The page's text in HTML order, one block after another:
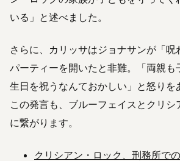
いる」と述べました。
さらに、カリッサはジョナサンが「呪
パーティーを開いたと非難。「両親も
生日を祝うなんておかしい」と怒りを
この発言も、ブルーフェイスとクリシ
に繋がります。
クリシアン・ロック、刑務所で